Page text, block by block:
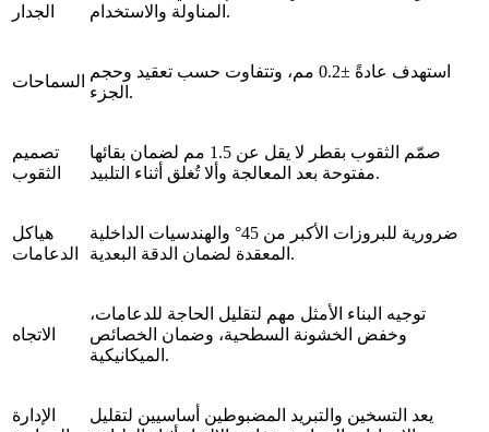
الجدار المناولة والاستخدام.
السماحات
استهدف عادةً ±0.2 مم، وتتفاوت حسب تعقيد وحجم
الجزء.
تصميم
الثقوب
صمّم الثقوب بقطر لا يقل عن 1.5 مم لضمان بقائها
مفتوحة بعد المعالجة وألا تُغلق أثناء التلبيد.
هياكل
الدعامات
ضرورية للبروزات الأكبر من 45° والهندسيات الداخلية
المعقدة لضمان الدقة البعدية.
الاتجاه
توجيه البناء الأمثل مهم لتقليل الحاجة للدعامات،
وخفض الخشونة السطحية، وضمان الخصائص
الميكانيكية.
الإدارة
يعد التسخين والتبريد المضبوطين أساسيين لتقليل